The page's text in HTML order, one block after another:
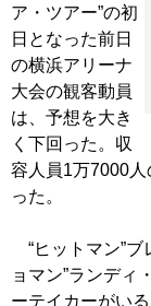
ア・ツアー”の初
日となった前日
の横浜アリーナ
大会の観客動員
は、予想を大き
く下回った。収
容人員1万7000
った。
“ヒットマン”ブ
ョマン”ランディ
ーテイカーがい